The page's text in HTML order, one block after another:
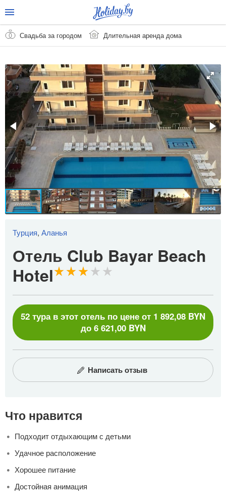
Свадьба за городом Длительная аренда дома
Турция, Аланья
Отель Club Bayar Beach
Hotel
52 тура в этот отель по цене от 1 892,08 BYN
до 6 621,00 BYN
Написать отзыв
Что нравится
Подходит отдыхающим с детьми
Удачное расположение
Хорошее питание
Достойная анимация